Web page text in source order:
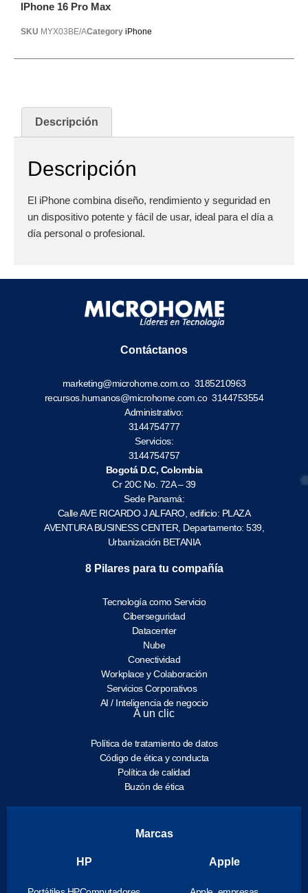
IPhone 16 Pro Max
SKU MYX03BE/ACategory iPhone
Descripción
Descripción
El iPhone combina diseño, rendimiento y seguridad en
un dispositivo potente y fácil de usar, ideal para el día a
día personal o profesional.
Contáctanos
marketing@microhome.com.co 3185210963
recursos.humanos@microhome.com.co3144753554
Administrativo:
3144754777
Servicios:
3144754757
Bogotá D.C, Colombia
Cr 20C No. 72A – 39
Sede Panamá:
Calle AVE RICARDO J ALFARO, edificio: PLAZA
AVENTURA BUSINESS CENTER, Departamento: 539,
Urbanización BETANIA
8 Pilares para tu compañía
Tecnología como Servicio
Ciberseguridad
Datacenter
Nube
Conectividad
Workplace y Colaboración
Servicios Corporativos
AI / Inteligencia de negocio
A un clic
Política de tratamiento de datos
Código de ética y conducta
Política de calidad
Buzón de ética
Marcas
HP Apple